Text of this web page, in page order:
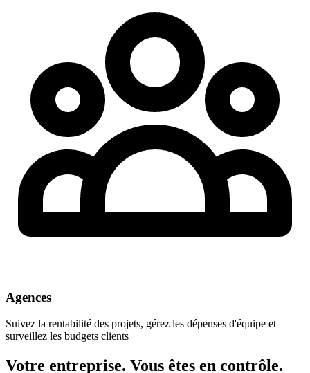
Agences
Suivez la rentabilité des projets, gérez les dépenses d'équipe et
surveillez les budgets clients
Votre entreprise. Vous êtes en contrôle.